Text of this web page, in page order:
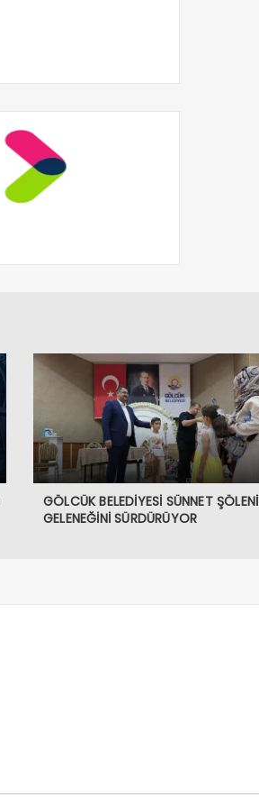
GÖLCÜK BELEDİYESİ SÜNNET ŞÖLENİ
GELENEĞİNİ SÜRDÜRÜYOR